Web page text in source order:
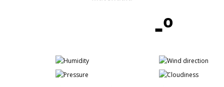
-º
-
-
-
-